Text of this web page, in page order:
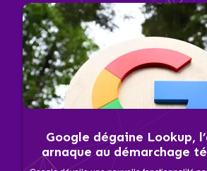
Google dégaine Lookup,
arnaque au démarchage